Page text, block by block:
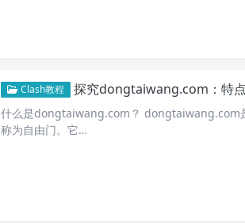
Clash教程 探究dongtaiwang.com：特点
什么是dongtaiwang.com？ dongtaiwang.com
称为自由门。它…